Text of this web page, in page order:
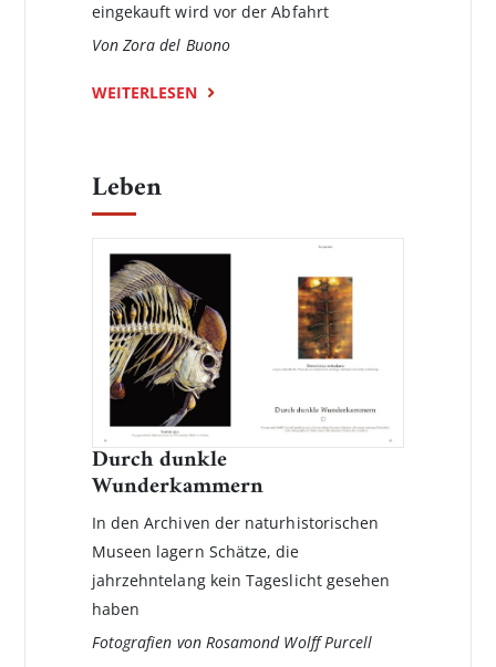
eingekauft wird vor der Abfahrt
Von Zora del Buono
WEITERLESEN
Leben
Durch dunkle
Wunderkammern
In den Archiven der naturhistorischen
Museen lagern Schätze, die
jahrzehntelang kein Tageslicht gesehen
haben
Fotografien von Rosamond Wolff Purcell